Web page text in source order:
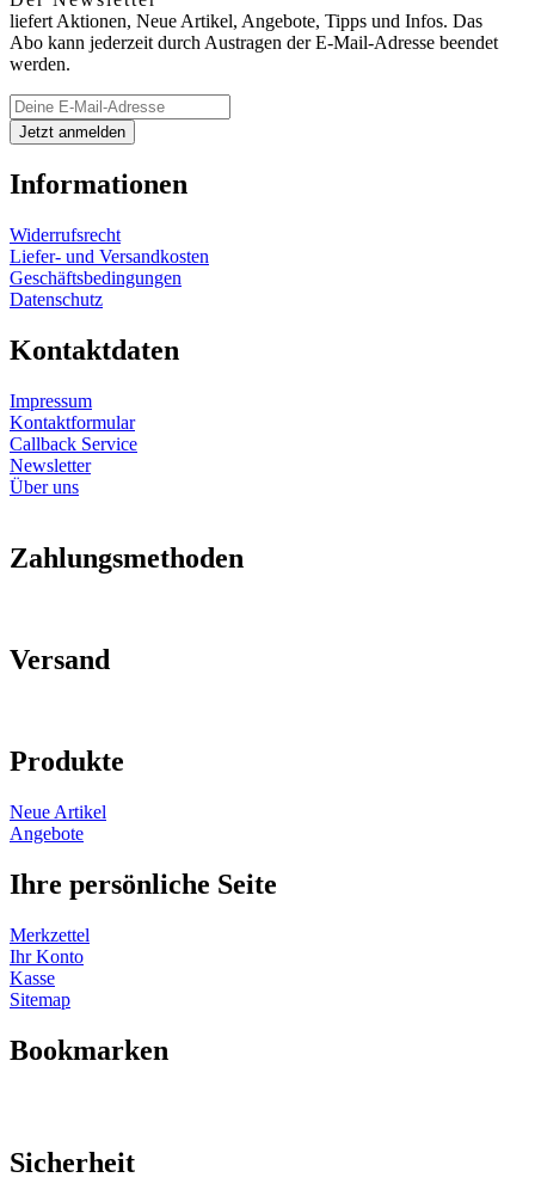
liefert Aktionen, Neue Artikel, Angebote, Tipps und Infos. Das
Abo kann jederzeit durch Austragen der E-Mail-Adresse beendet
werden.
Informationen
Widerrufsrecht
Liefer- und Versandkosten
Geschäftsbedingungen
Datenschutz
Kontaktdaten
Impressum
Kontaktformular
Callback Service
Newsletter
Über uns
Zahlungsmethoden
Versand
Produkte
Neue Artikel
Angebote
Ihre persönliche Seite
Merkzettel
Ihr Konto
Kasse
Sitemap
Bookmarken
Sicherheit